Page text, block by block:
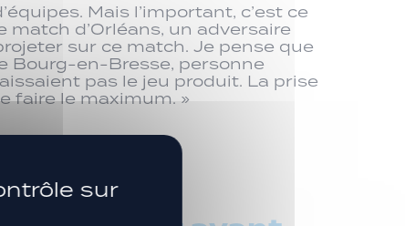
Mais l’important, c’est ce
match d’Orléans, un adversaire
sur ce match. Je pense que
Bourg-en-Bresse, personne
pas le jeu produit. La prise
faire le maximum. »
sur